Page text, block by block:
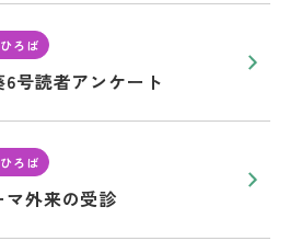
ろば
6号読者アンケート
ろば
マ外来の受診